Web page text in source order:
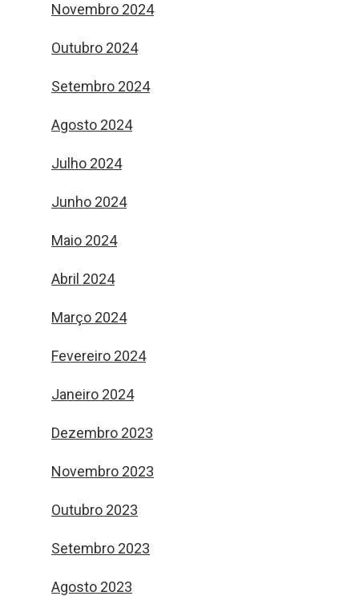
Novembro 2024
Outubro 2024
Setembro 2024
Agosto 2024
Julho 2024
Junho 2024
Maio 2024
Abril 2024
Março 2024
Fevereiro 2024
Janeiro 2024
Dezembro 2023
Novembro 2023
Outubro 2023
Setembro 2023
Agosto 2023